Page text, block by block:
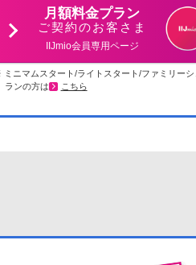
月額料金プラン
ご契約のお客さま
IIJmio会員専用ページ
ミニマムスタート/ライトスタート/ファミリー
ランの方は
こちら